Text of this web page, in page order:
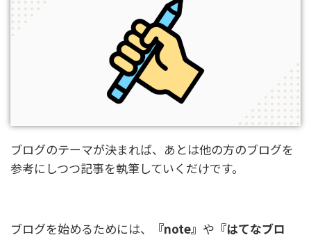
ブログのテーマが決まれば、あとは他の方のブログを
参考にしつつ記事を執筆していくだけです。
ブログを始めるためには、 『note』 や 『はてなブロ